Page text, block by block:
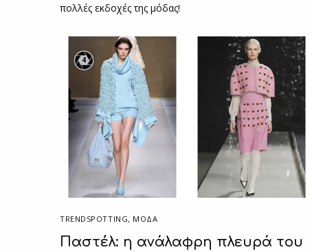
πολλές εκδοχές της μόδας!
4
TRENDSPOTTING, ΜΟΔΑ
Παστέλ: η ανάλαφρη πλευρά του